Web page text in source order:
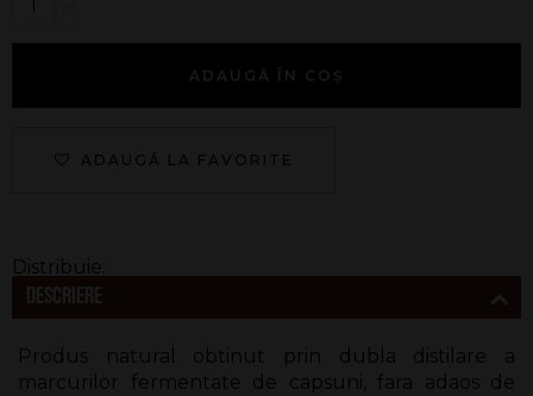
ADAUGĂ ÎN COȘ
ADAUGĂ LA FAVORITE
Descriere
Produs natural obtinut prin dubla distilare a
marcurilor fermentate de capsuni, fara adaos de